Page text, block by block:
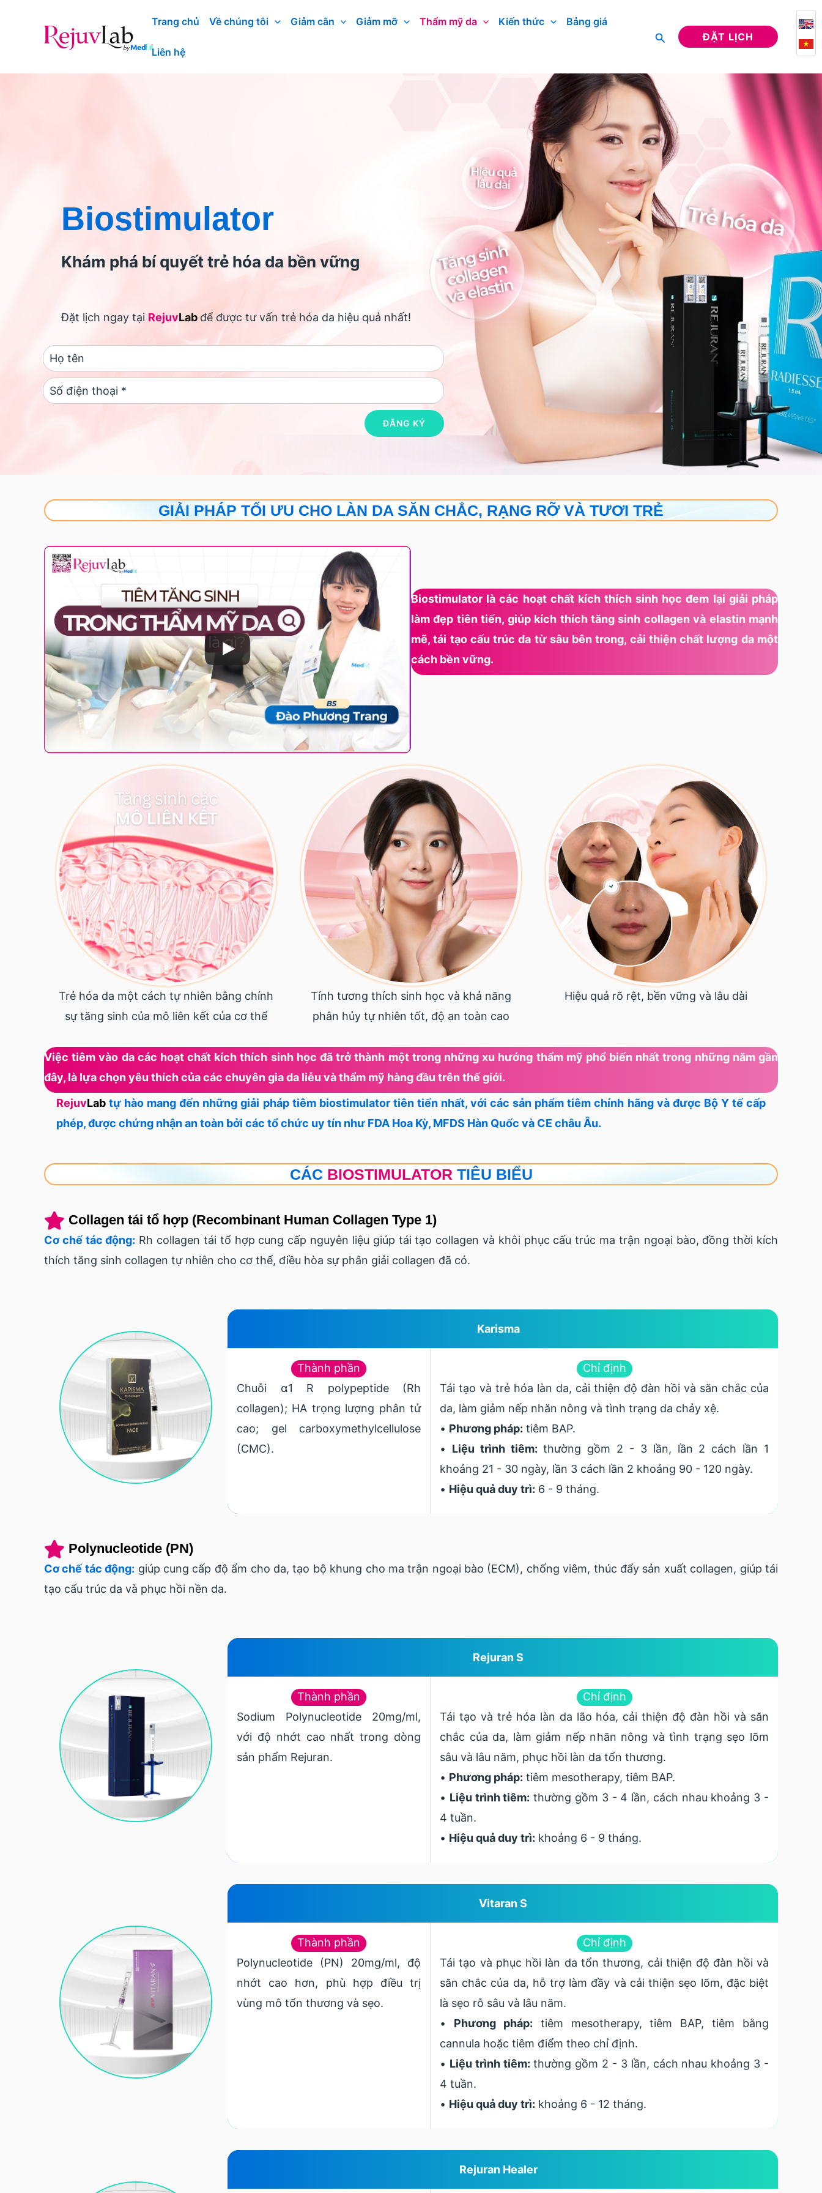
Trang chủ Về chúng tôi Giảm cân Giảm mỡ Thẩm mỹ da Kiến thức Bảng giá
Liên hệ
Tìm
ĐẶT LỊCH
Biostimulator
Khám phá bí quyết trẻ hóa da bền vững
Đặt lịch ngay tại RejuvLab để được tư vấn trẻ hóa da hiệu quả nhất!
GIẢI PHÁP TỐI ƯU CHO LÀN DA SĂN CHẮC, RẠNG RỠ VÀ TƯƠI TRẺ
Biostimulator là các hoạt chất kích thích sinh học đem lại giải pháp
làm đẹp tiên tiến, giúp kích thích tăng sinh collagen và elastin mạnh
mẽ, tái tạo cấu trúc da từ sâu bên trong, cải thiện chất lượng da một
cách bền vững.
Trẻ hóa da một cách tự nhiên bằng chính
sự tăng sinh của mô liên kết của cơ thể
Tính tương thích sinh học và khả năng
phân hủy tự nhiên tốt, độ an toàn cao
Hiệu quả rõ rệt, bền vững và lâu dài
Việc tiêm vào da các hoạt chất kích thích sinh học đã trở thành một trong những xu hướng thẩm mỹ phổ biến nhất trong những năm gần
đây, là lựa chọn yêu thích của các chuyên gia da liễu và thẩm mỹ hàng đầu trên thế giới.
RejuvLab tự hào mang đến những giải pháp tiêm biostimulator tiên tiến nhất, với các sản phẩm tiêm chính hãng và được Bộ Y tế cấp
phép, được chứng nhận an toàn bởi các tổ chức uy tín như FDA Hoa Kỳ, MFDS Hàn Quốc và CE châu Âu.
CÁC BIOSTIMULATOR TIÊU BIỂU
Collagen tái tổ hợp (Recombinant Human Collagen Type 1)
Cơ chế tác động: Rh collagen tái tổ hợp cung cấp nguyên liệu giúp tái tạo collagen và khôi phục cấu trúc ma trận ngoại bào, đồng thời kích
thích tăng sinh collagen tự nhiên cho cơ thể, điều hòa sự phân giải collagen đã có.
Karisma
Thành phần
Chuỗi α1 R polypeptide (Rh
collagen); HA trọng lượng phân tử
cao; gel carboxymethylcellulose
(CMC).
Chỉ định
Tái tạo và trẻ hóa làn da, cải thiện độ đàn hồi và săn chắc của
da, làm giảm nếp nhăn nông và tình trạng da chảy xệ.
• Phương pháp: tiêm BAP.
• Liệu trình tiêm: thường gồm 2 - 3 lần, lần 2 cách lần 1
khoảng 21 - 30 ngày, lần 3 cách lần 2 khoảng 90 - 120 ngày.
• Hiệu quả duy trì: 6 - 9 tháng.
Polynucleotide (PN)
Cơ chế tác động: giúp cung cấp độ ẩm cho da, tạo bộ khung cho ma trận ngoại bào (ECM), chống viêm, thúc đẩy sản xuất collagen, giúp tái
tạo cấu trúc da và phục hồi nền da.
Rejuran S
Thành phần
Sodium Polynucleotide 20mg/ml,
với độ nhớt cao nhất trong dòng
sản phẩm Rejuran.
Chỉ định
Tái tạo và trẻ hóa làn da lão hóa, cải thiện độ đàn hồi và săn
chắc của da, làm giảm nếp nhăn nông và tình trạng sẹo lõm
sâu và lâu năm, phục hồi làn da tổn thương.
• Phương pháp: tiêm mesotherapy, tiêm BAP.
• Liệu trình tiêm: thường gồm 3 - 4 lần, cách nhau khoảng 3 -
4 tuần.
• Hiệu quả duy trì: khoảng 6 - 9 tháng.
Vitaran S
Thành phần
Polynucleotide (PN) 20mg/ml, độ
nhớt cao hơn, phù hợp điều trị
vùng mô tổn thương và sẹo.
Chỉ định
Tái tạo và phục hồi làn da tổn thương, cải thiện độ đàn hồi và
săn chắc của da, hỗ trợ làm đầy và cải thiện sẹo lõm, đặc biệt
là sẹo rỗ sâu và lâu năm.
• Phương pháp: tiêm mesotherapy, tiêm BAP, tiêm bằng
cannula hoặc tiêm điểm theo chỉ định.
• Liệu trình tiêm: thường gồm 2 - 3 lần, cách nhau khoảng 3 -
4 tuần.
• Hiệu quả duy trì: khoảng 6 - 12 tháng.
Rejuran Healer